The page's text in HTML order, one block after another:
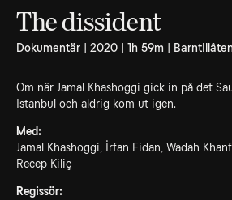
The dissident
Dokumentär | 2020 | 1h 59m | Barntillåten
Om när Jamal Khashoggi gick in på det
Istanbul och aldrig kom ut igen.
Med:
Jamal Khashoggi, İrfan Fidan, Wadah
Recep Kiliç
Regissör: